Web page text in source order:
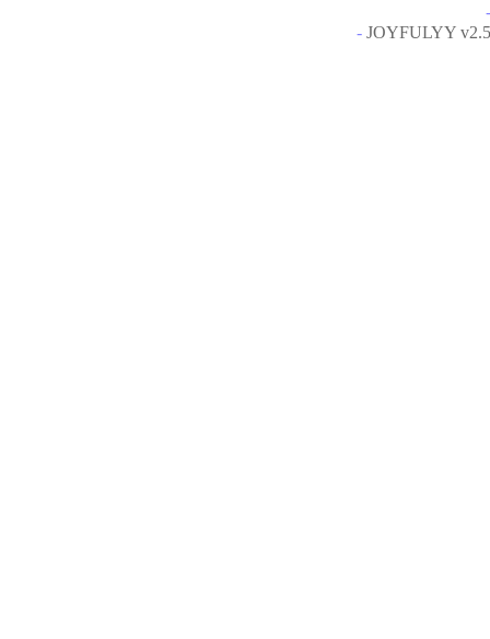
- JOYFULYY